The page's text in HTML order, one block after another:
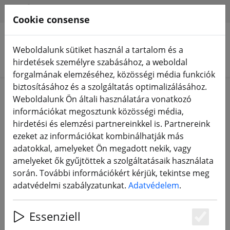
Termékek keresése
lenyomat
meilon GmbH
Konrad Zuse gyűrű 31
53424 Remagen
Németország
Email: support@meilon.de
Fax: +49 (0)2642 / 40 52 88 1
Cookie consense
Weboldalunk sütiket használ a tartalom és a
hirdetések személyre szabásához, a weboldal
forgalmának elemzéséhez, közösségi média funkciók
biztosításához és a szolgáltatás optimalizálásához.
Weboldalunk Ön általi használatára vonatkozó
információkat megosztunk közösségi média,
hirdetési és elemzési partnereinkkel is. Partnereink
ezeket az információkat kombinálhatják más
adatokkal, amelyeket Ön megadott nekik, vagy
amelyeket ők gyűjtöttek a szolgáltatásaik használata
során. További információkért kérjük, tekintse meg
adatvédelmi szabályzatunkat. Adatvédelem.
Essenziell